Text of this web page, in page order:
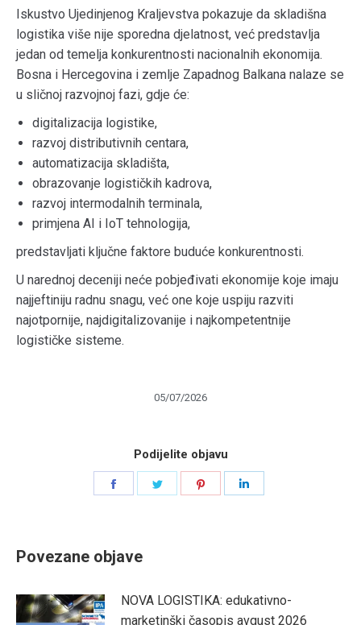
Iskustvo Ujedinjenog Kraljevstva pokazuje da skladišna
logistika više nije sporedna djelatnost, već predstavlja
jedan od temelja konkurentnosti nacionalnih ekonomija.
Bosna i Hercegovina i zemlje Zapadnog Balkana nalaze se
u sličnoj razvojnoj fazi, gdje će:
digitalizacija logistike,
razvoj distributivnih centara,
automatizacija skladišta,
obrazovanje logističkih kadrova,
razvoj intermodalnih terminala,
primjena AI i IoT tehnologija,
predstavljati ključne faktore buduće konkurentnosti.
U narednoj deceniji neće pobjeđivati ekonomije koje imaju
najjeftiniju radnu snagu, već one koje uspiju razviti
najotpornije, najdigitalizovanije i najkompetentnije
logističke sisteme.
05/07/2026
Podijelite objavu
Povezane objave
NOVA LOGISTIKA: edukativno-
marketinški časopis avgust 2026